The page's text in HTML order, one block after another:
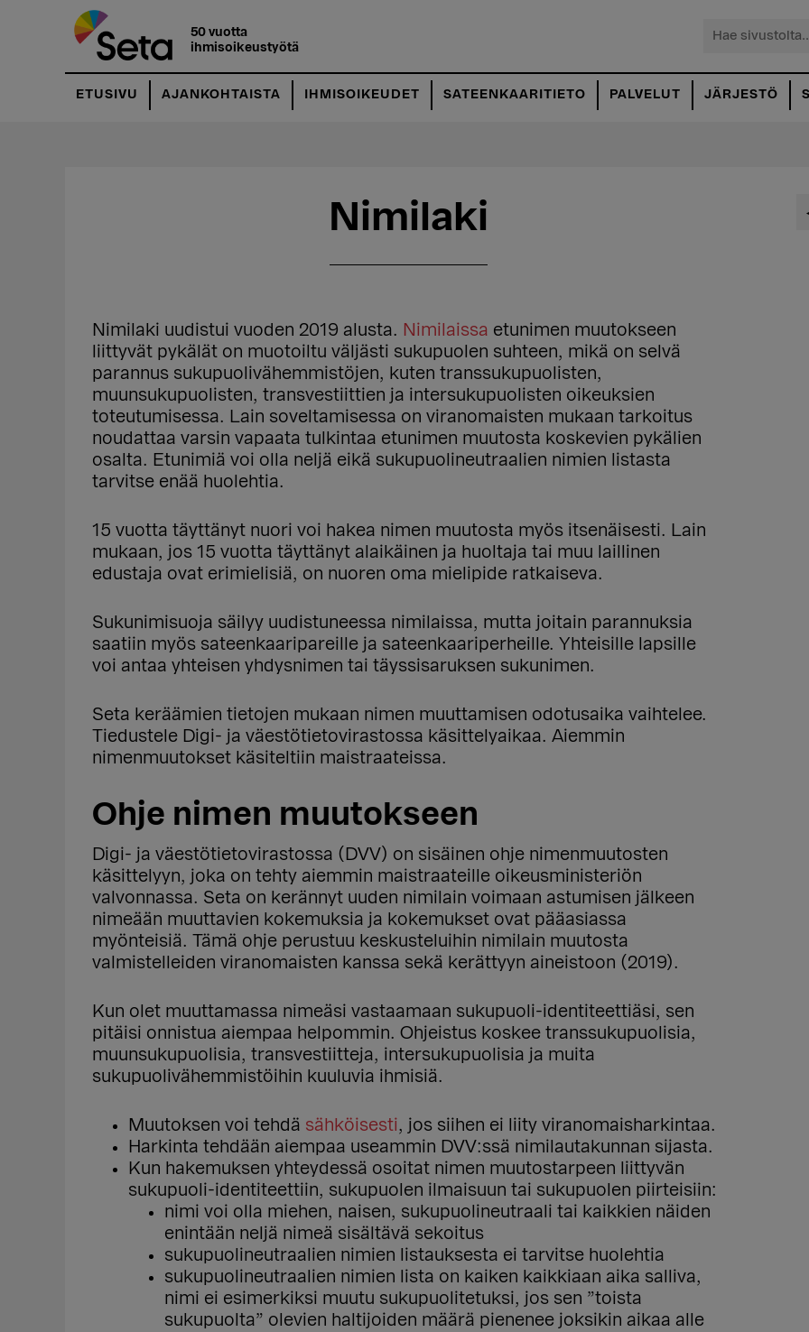
pääsisältöön
ensisijaiseen
50 vuotta
ihmisoikeustyötä
Hae
ETUSIVU AJANKOHTAISTA IHMISOIKEUDET SATEENKAARITIETO PALVELUT JÄRJESTÖ
Nimilaki
Nimilaki uudistui vuoden 2019 alusta. Nimilaissa etunimen muutokseen
liittyvät pykälät on muotoiltu väljästi sukupuolen suhteen, mikä on selvä
parannus sukupuolivähemmistöjen, kuten transsukupuolisten,
muunsukupuolisten, transvestiittien ja intersukupuolisten oikeuksien
toteutumisessa. Lain soveltamisessa on viranomaisten mukaan tarkoitus
noudattaa varsin vapaata tulkintaa etunimen muutosta koskevien pykälien
osalta. Etunimiä voi olla neljä eikä sukupuolineutraalien nimien listasta
tarvitse enää huolehtia.
15 vuotta täyttänyt nuori voi hakea nimen muutosta myös itsenäisesti. Lain
mukaan, jos 15 vuotta täyttänyt alaikäinen ja huoltaja tai muu laillinen
edustaja ovat erimielisiä, on nuoren oma mielipide ratkaiseva.
Sukunimisuoja säilyy uudistuneessa nimilaissa, mutta joitain parannuksia
saatiin myös sateenkaaripareille ja sateenkaariperheille. Yhteisille lapsille
voi antaa yhteisen yhdysnimen tai täyssisaruksen sukunimen.
Seta keräämien tietojen mukaan nimen muuttamisen odotusaika vaihtelee.
Tiedustele Digi- ja väestötietovirastossa käsittelyaikaa. Aiemmin
nimenmuutokset käsiteltiin maistraateissa.
Ohje nimen muutokseen
Digi- ja väestötietovirastossa (DVV) on sisäinen ohje nimenmuutosten
käsittelyyn, joka on tehty aiemmin maistraateille oikeusministeriön
valvonnassa. Seta on kerännyt uuden nimilain voimaan astumisen jälkeen
nimeään muuttavien kokemuksia ja kokemukset ovat pääasiassa
myönteisiä. Tämä ohje perustuu keskusteluihin nimilain muutosta
valmistelleiden viranomaisten kanssa sekä kerättyyn aineistoon (2019).
Kun olet muuttamassa nimeäsi vastaamaan sukupuoli-identiteettiäsi, sen
pitäisi onnistua aiempaa helpommin. Ohjeistus koskee transsukupuolisia,
muunsukupuolisia, transvestiitteja, intersukupuolisia ja muita
sukupuolivähemmistöihin kuuluvia ihmisiä.
Muutoksen voi tehdä sähköisesti, jos siihen ei liity viranomaisharkintaa.
Harkinta tehdään aiempaa useammin DVV:ssä nimilautakunnan sijasta.
Kun hakemuksen yhteydessä osoitat nimen muutostarpeen liittyvän
sukupuoli-identiteettiin, sukupuolen ilmaisuun tai sukupuolen piirteisiin:
nimi voi olla miehen, naisen, sukupuolineutraali tai kaikkien näiden
enintään neljä nimeä sisältävä sekoitus
sukupuolineutraalien nimien listauksesta ei tarvitse huolehtia
sukupuolineutraalien nimien lista on kaiken kaikkiaan aika salliva,
nimi ei esimerkiksi muutu sukupuolitetuksi, jos sen ”toista
sukupuolta” olevien haltijoiden määrä pienenee joksikin aikaa alle